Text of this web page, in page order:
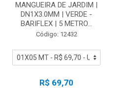
MANGUEIRA DE JARDIM |
DN1X3.0MM | VERDE -
BARIFLEX | 5 METRO...
Código: 12432
R$ 69,70